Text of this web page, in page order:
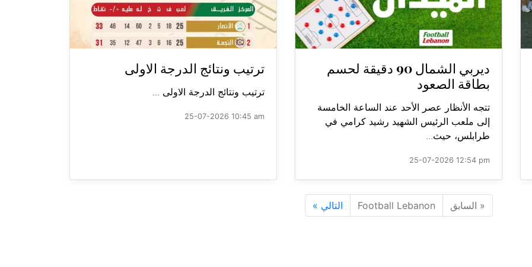
ديربي الشمال 90 دقيقة لحسم
بطاقة الصعود
تتجه الأنظار عصر الأحد عند الساعة الخامسة
إلى ملعب الرئيس الشهيد رشيد كرامي في
طرابلس، حيث...
25-07-2026 12:54 pm
ترتيب ونتائج الدرجة الاولى
ترتيب ونتائج الدرجة الاولى ...
25-07-2026 10:45 am
« السابق Football Lebanon التالي »